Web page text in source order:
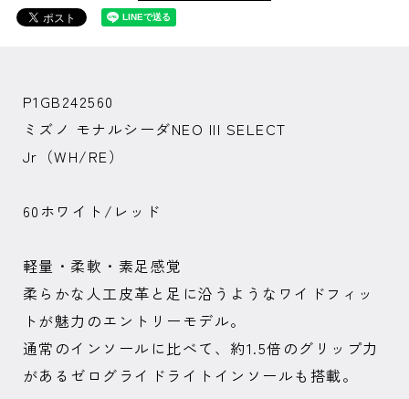
P1GB242560
ミズノ モナルシーダNEO III SELECT
Jr（WH/RE）
60ホワイト/レッド
軽量・柔軟・素足感覚
柔らかな人工皮革と足に沿うようなワイドフィッ
トが魅力のエントリーモデル。
通常のインソールに比べて、約1.5倍のグリップ力
があるゼログライドライトインソールも搭載。